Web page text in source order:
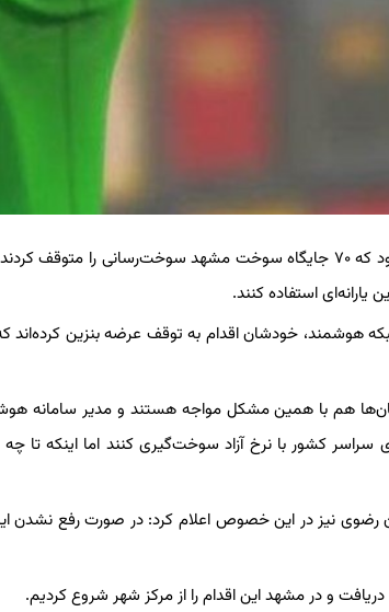
به گزارش برگزیده های ایران از مشهد، از حدود ساعت ۱۱ ظهر بود که ۷۰ جایگاه‌ سوخت
استفاده کنند.
خودشان اقدام به توقف عرضه بنزین کرده‌اند که
هم با همین مشکل مواجه هستند و مدیر سامانه
در ۳۰ تا ۵۰ درصد جایگاه‌های سراسر کشور با نرخ آزاد سوخت‌گیری کنند
نیز در این خصوص اعلام کرد: در صورت رفع نشدن
و در مشهد این اقدام را از مرکز شهر شروع کردیم.